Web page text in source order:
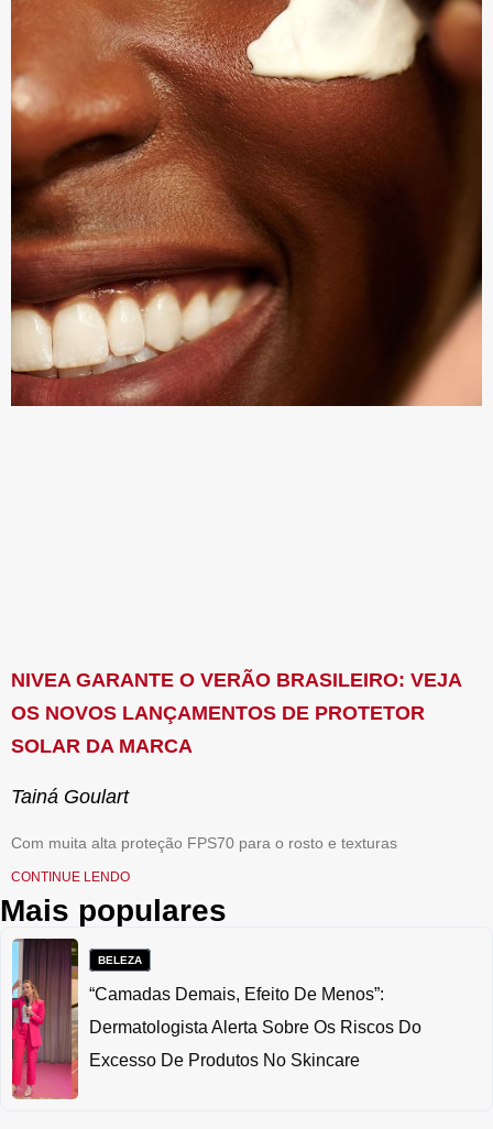
NIVEA GARANTE O VERÃO BRASILEIRO: VEJA
OS NOVOS LANÇAMENTOS DE PROTETOR
SOLAR DA MARCA
Tainá Goulart
Com muita alta proteção FPS70 para o rosto e texturas
CONTINUE LENDO
Mais populares
BELEZA
“Camadas Demais, Efeito De Menos”:
Dermatologista Alerta Sobre Os Riscos Do
Excesso De Produtos No Skincare